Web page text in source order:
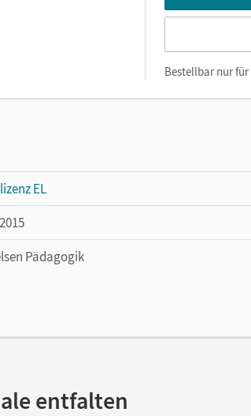
Bestellbar nur für
EL
Pädagogik
entfalten